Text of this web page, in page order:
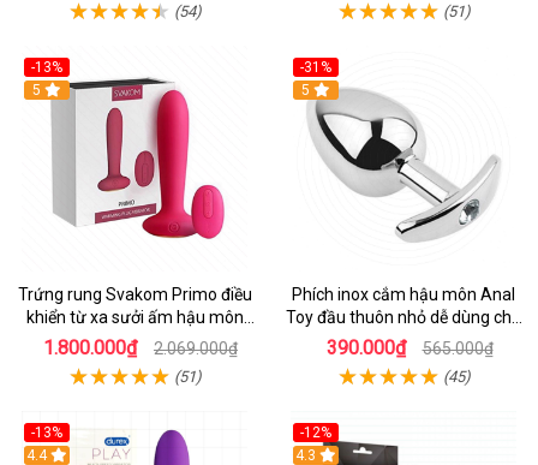
(54) (51)
-13%
Hot
5
Trứng rung Svakom Primo điều
khiển từ xa sưởi ấm hậu môn
cao cấp
1.800.000₫ 2.069.000₫
(51)
-31%
Hot
5
Phích inox cắm hậu môn Anal
Toy đầu thuôn nhỏ dễ dùng cho
người mới
390.000₫ 565.000₫
(45)
-13%
Hot
4.4
-12%
Hot
4.3